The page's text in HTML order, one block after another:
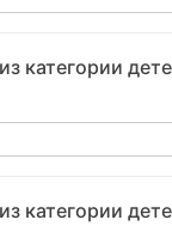
категории
категории